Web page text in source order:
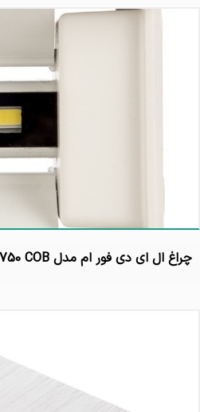
چراغ ال ای دی فور ام مدل MB8750 COB